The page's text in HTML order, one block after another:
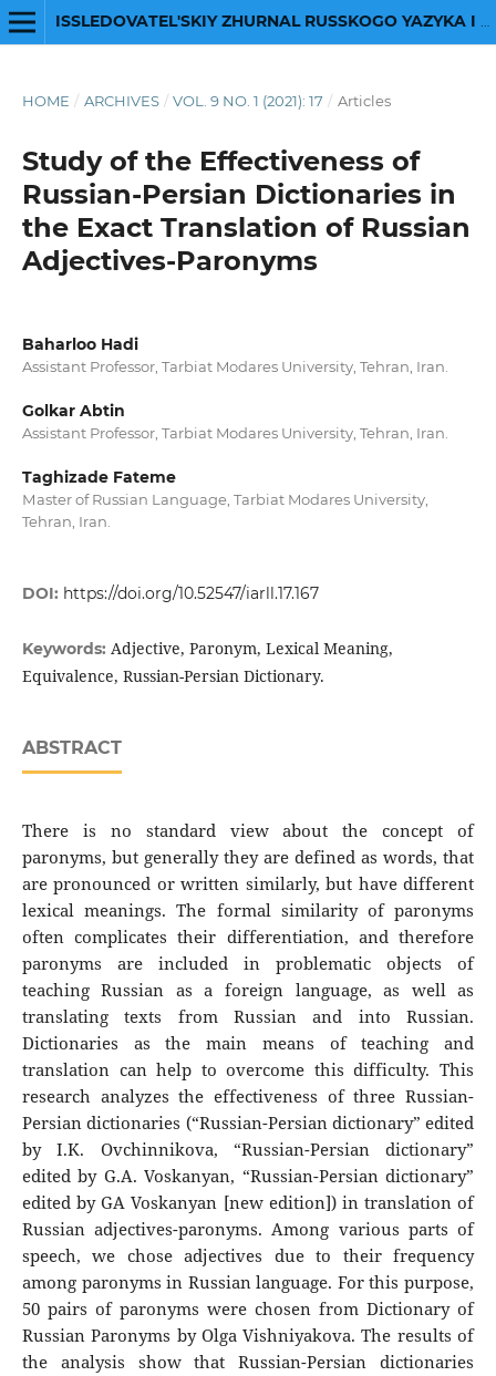
HOME / ARCHIVES / VOL. 9 NO. 1 (2021): 17 / Articles
Study of the Effectiveness of
Russian-Persian Dictionaries in
the Exact Translation of Russian
Adjectives-Paronyms
Baharloo Hadi
Assistant Professor, Tarbiat Modares University, Tehran, Iran.
Golkar Abtin
Assistant Professor, Tarbiat Modares University, Tehran, Iran.
Taghizade Fateme
Мaster of Russian Language, Tarbiat Modares University,
Tehran, Iran.
DOI: https://doi.org/10.52547/iarll.17.167
Keywords: Adjective, Paronym, Lexical Meaning,
Equivalence, Russian-Persian Dictionary.
ABSTRACT
There is no standard view about the concept of
paronyms, but generally they are defined as words, that
are pronounced or written similarly, but have different
lexical meanings. The formal similarity of paronyms
often complicates their differentiation, and therefore
paronyms are included in problematic objects of
teaching Russian as a foreign language, as well as
translating texts from Russian and into Russian.
Dictionaries as the main means of teaching and
translation can help to overcome this difficulty. This
research analyzes the effectiveness of three Russian-
Persian dictionaries (“Russian-Persian dictionary” edited
by I.K. Ovchinnikova, “Russian-Persian dictionary”
edited by G.A. Voskanyan, “Russian-Persian dictionary”
edited by GA Voskanyan [new edition]) in translation of
Russian adjectives-paronyms. Among various parts of
speech, we chose adjectives due to their frequency
among paronyms in Russian language. For this purpose,
50 pairs of paronyms were chosen from Dictionary of
Russian Paronyms by Olga Vishniyakova. The results of
the analysis show that Russian-Persian dictionaries